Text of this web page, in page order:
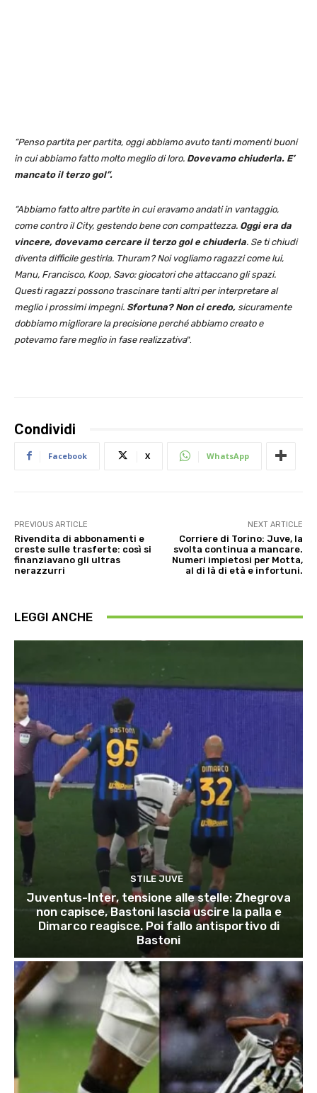
“Penso partita per partita, oggi abbiamo avuto tanti momenti buoni
in cui abbiamo fatto molto meglio di loro. Dovevamo chiuderla. E’
mancato il terzo gol”.
“Abbiamo fatto altre partite in cui eravamo andati in vantaggio,
come contro il City, gestendo bene con compattezza. Oggi era da
vincere, dovevamo cercare il terzo gol e chiuderla. Se ti chiudi
diventa difficile gestirla. Thuram? Noi vogliamo ragazzi come lui,
Manu, Francisco, Koop, Savo: giocatori che attaccano gli spazi.
Questi ragazzi possono trascinare tanti altri per interpretare al
meglio i prossimi impegni. Sfortuna? Non ci credo, sicuramente
dobbiamo migliorare la precisione perché abbiamo creato e
potevamo fare meglio in fase realizzativa“.
Condividi
Facebook X WhatsApp
PREVIOUS ARTICLE
Rivendita di abbonamenti e
creste sulle trasferte: così si
finanziavano gli ultras
nerazzurri
NEXT ARTICLE
Corriere di Torino: Juve, la
svolta continua a mancare.
Numeri impietosi per Motta,
al di là di età e infortuni.
LEGGI ANCHE
STILE JUVE
Juventus-Inter, tensione alle stelle: Zhegrova
non capisce, Bastoni lascia uscire la palla e
Dimarco reagisce. Poi fallo antisportivo di
Bastoni